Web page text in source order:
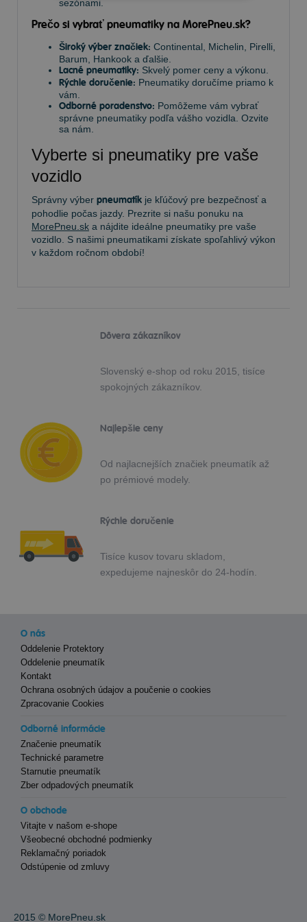
sezónami.
Prečo si vybrať pneumatiky na MorePneu.sk?
Široký výber značiek: Continental, Michelin, Pirelli,
Barum, Hankook a ďalšie.
Lacné pneumatiky: Skvelý pomer ceny a výkonu.
Rýchle doručenie: Pneumatiky doručíme priamo k
vám.
Odborné poradenstvo: Pomôžeme vám vybrať
správne pneumatiky podľa vášho vozidla. Ozvite
sa nám.
Vyberte si pneumatiky pre vaše
vozidlo
Správny výber pneumatík je kľúčový pre bezpečnosť a
pohodlie počas jazdy. Prezrite si našu ponuku na
MorePneu.sk a nájdite ideálne pneumatiky pre vaše
vozidlo. S našimi pneumatikami získate spoľahlivý výkon
v každom ročnom období!
Dôvera zákazníkov
Slovenský e-shop od roku 2015, tisíce
spokojných zákazníkov.
Najlepšie ceny
Od najlacnejších značiek pneumatík až
po prémiové modely.
Rýchle doručenie
Tisíce kusov tovaru skladom,
expedujeme najneskôr do 24-hodín.
O nás
Oddelenie Protektory
Oddelenie pneumatík
Kontakt
Ochrana osobných údajov a poučenie o cookies
Zpracovanie Cookies
Odborné informácie
Značenie pneumatík
Technické parametre
Starnutie pneumatík
Zber odpadových pneumatík
O obchode
Vitajte v našom e-shope
Všeobecné obchodné podmienky
Reklamačný poriadok
Odstúpenie od zmluvy
2015 © MorePneu.sk